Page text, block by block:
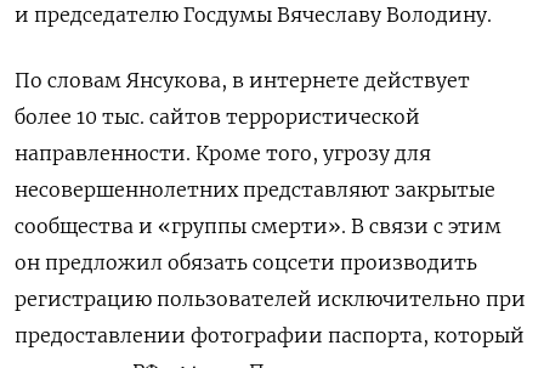
и председателю Госдумы Вячеславу Володину.
По словам Янсукова, в интернете действует
более 10 тыс. сайтов террористической
направленности. Кроме того, угрозу для
несовершеннолетних представляют закрытые
сообщества и «группы смерти». В связи с этим
он предложил обязать соцсети производить
регистрацию пользователей исключительно при
предоставлении фотографии паспорта, который